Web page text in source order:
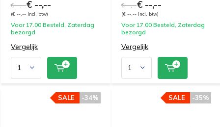
€ --,--€ --,--
(€ --,-- Incl. btw)
Voor 17.00 Besteld, Zaterdag
bezorgd
Vergelijk
€ --,--€ --,--
(€ --,-- Incl. btw)
Voor 17.00 Besteld, Zaterdag
bezorgd
Vergelijk
-34%
SALE -35%
SALE